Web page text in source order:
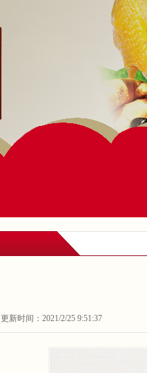
更新时间：2021/2/25 9:51:37